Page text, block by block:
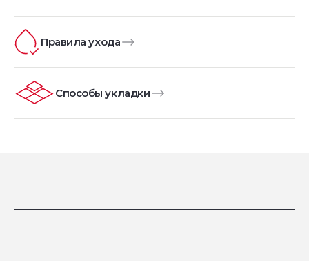
Правила ухода
Способы укладки